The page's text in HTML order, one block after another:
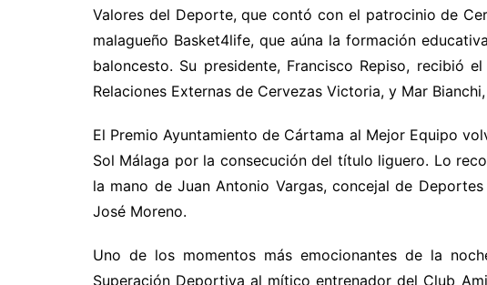
Valores del Deporte, que contó con el patrocinio de
malagueño Basket4life, que aúna la formación
baloncesto. Su presidente, Francisco Repiso, recibió
Relaciones Externas de Cervezas Victoria, y Mar
El Premio Ayuntamiento de Cártama al Mejor Equipo
Sol Málaga por la consecución del título liguero. Lo
la mano de Juan Antonio Vargas, concejal de
José Moreno.
Uno de los momentos más emocionantes de la
Superación Deportiva al mítico entrenador del Club